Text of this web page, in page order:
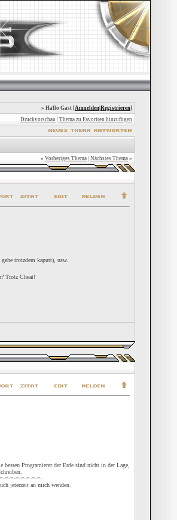
» Hallo Gast [Anmelden Registrieren]
Druckvorschau Thema zu Favoriten hinzufügen
« Vorheriges Thema Nächstes Thema »
trotzdem kaputt), usw.
Trotz Cheat!
Programierer der Erde sind nicht in der Lage,
=-=-=-=-=-=-=-
jeterzeit an mich wenden.